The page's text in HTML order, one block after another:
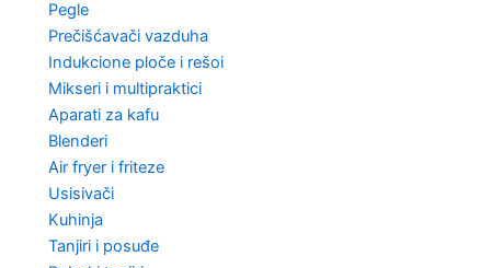
Pegle
Prečišćavači vazduha
Indukcione ploče i rešoi
Mikseri i multipraktici
Aparati za kafu
Blenderi
Air fryer i friteze
Usisivači
Kuhinja
Tanjiri i posuđe